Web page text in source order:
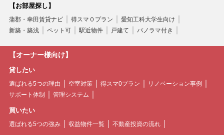
【お部屋探し】
蒲郡・幸田賃貸ナビ 得スマ０プラン
愛知工科大学生向け
新築・築浅
ペット可 駅近物件 戸建て パノラマ付き
【オーナー様向け】
貸したい
選ばれる5つの理由 空室対策 得スマ0プラン
リノベーション事例
サポート体制
管理システム
買いたい
選ばれる5つの強み 収益物件一覧 不動産投資の流れ